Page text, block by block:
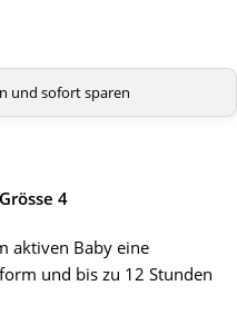
und sofort sparen
4
aktiven Baby eine
und bis zu 12 Stunden